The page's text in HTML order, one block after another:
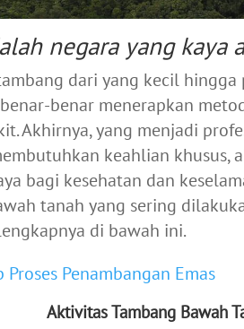
negara yang kaya
dari yang kecil
benar menerapkan
Akhirnya, yang menjadi
keahlian khusus,
bagi kesehatan dan
tanah yang sering
di bawah ini.
Penambangan Emas
Aktivitas Tambang Bawah